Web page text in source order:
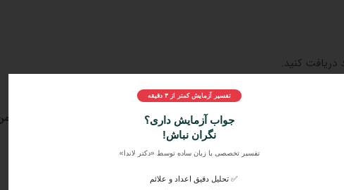
سلامتی
خود، آن‌ها را به راحتی دردکتر لانداارسال کنید و بصورت
اورژانسی،
آن را از پزشکان متخصص و عمومی بشنوید.
تفسیر آزمایش کمتر از ۳ دقیقه
جواب آزمایش داری؟
نگران نباش!
تفسیر تخصصی با زبان ساده توسط «دکتر لاندا»
✅ تحلیل دقیق اعداد و علائم